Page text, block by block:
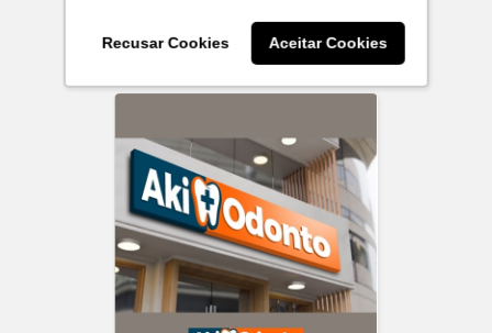
Recusar Cookies Aceitar Cookies
snetodesigner Off